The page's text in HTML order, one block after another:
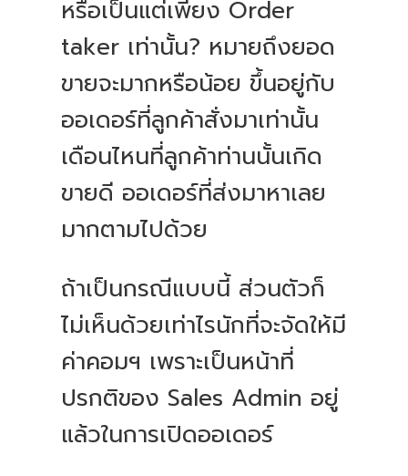
หรือเป็นแต่เพียง Order
taker เท่านั้น? หมายถึงยอด
ขายจะมากหรือน้อย ขึ้นอยู่กับ
ออเดอร์ที่ลูกค้าสั่งมาเท่านั้น
เดือนไหนที่ลูกค้าท่านนั้นเกิด
ขายดี ออเดอร์ที่ส่งมาหาเลย
มากตามไปด้วย
ถ้าเป็นกรณีแบบนี้ ส่วนตัวก็
ไม่เห็นด้วยเท่าไรนักที่จะจัดให้มี
ค่าคอมฯ เพราะเป็นหน้าที่
ปรกติของ Sales Admin อยู่
แล้วในการเปิดออเดอร์